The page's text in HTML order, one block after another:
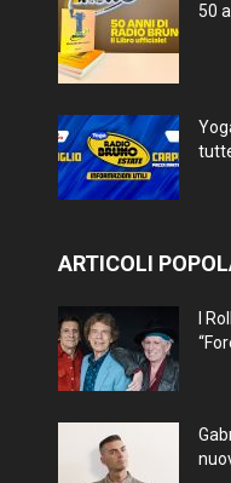
50
ARTICOLI
I